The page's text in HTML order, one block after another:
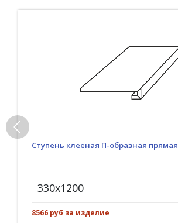
Ступень клееная П-образная прямая
330x1200
8566 руб за изделие